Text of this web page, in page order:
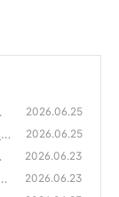
2026.06.25
2026.06.25
2026.06.23
2026.06.23